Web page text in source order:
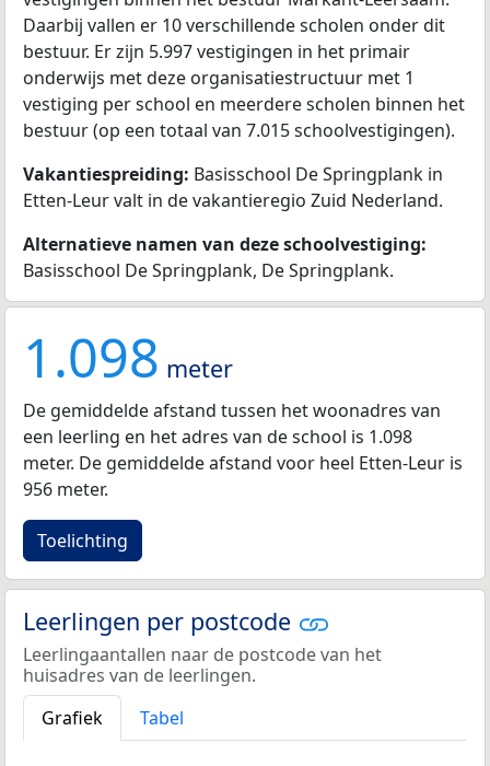
Daarbij vallen er 10 verschillende scholen onder dit
bestuur. Er zijn 5.997 vestigingen in het primair
onderwijs met deze organisatiestructuur met 1
vestiging per school en meerdere scholen binnen het
bestuur (op een totaal van 7.015 schoolvestigingen).
Vakantiespreiding: Basisschool De Springplank in
Etten-Leur valt in de vakantieregio Zuid Nederland.
Alternatieve namen van deze schoolvestiging:
Basisschool De Springplank, De Springplank.
1.098 meter
De gemiddelde afstand tussen het woonadres van
een leerling en het adres van de school is 1.098
meter. De gemiddelde afstand voor heel Etten-Leur is
956 meter.
Toelichting
Leerlingen per postcode
Leerlingaantallen naar de postcode van het
huisadres van de leerlingen.
Grafiek
Tabel